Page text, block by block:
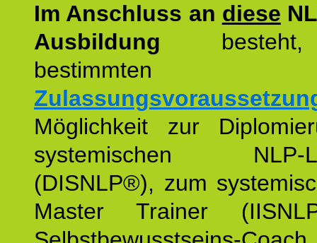
Im Anschluss an diese
Ausbildung
bestimmten
Möglichkeit zur
systemischen NLP-
(DISNLP®), zum
Master Trainer